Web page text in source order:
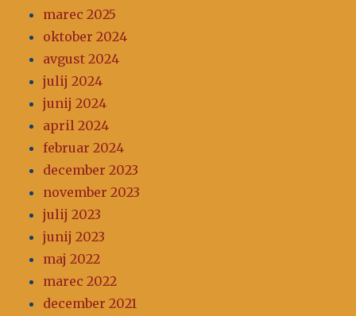
marec 2025
oktober 2024
avgust 2024
julij 2024
junij 2024
april 2024
februar 2024
december 2023
november 2023
julij 2023
junij 2023
maj 2022
marec 2022
december 2021